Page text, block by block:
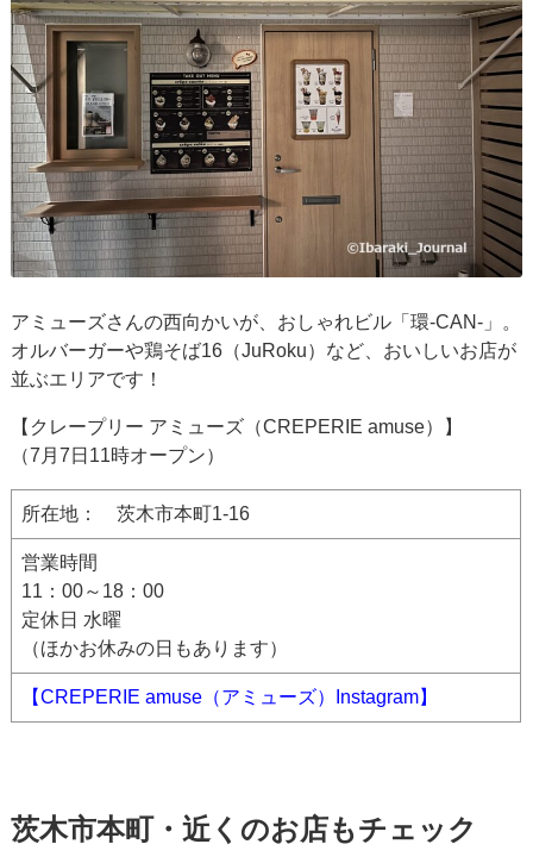
アミューズさんの西向かいが、おしゃれビル「環-CAN-」。
オルバーガーや鶏そば16（JuRoku）など、おいしいお店が
並ぶエリアです！
【クレープリー アミューズ（CREPERIE amuse）】
（7月7日11時オープン）
所在地： 茨木市本町1-16
営業時間
11：00～18：00
定休日 水曜
（ほかお休みの日もあります）
【CREPERIE amuse（アミューズ）Instagram】
茨木市本町・近くのお店もチェック